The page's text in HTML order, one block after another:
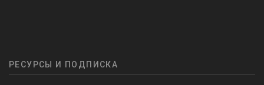
РЕСУРСЫ И ПОДПИСКА